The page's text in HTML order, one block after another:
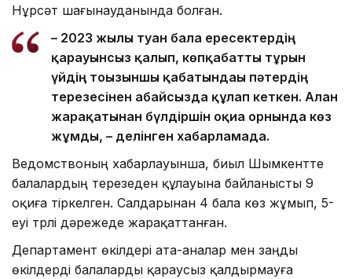
Нұрсәт шағынауданында болған.
– 2023 жылы туған бала ересектердің
қарауынсыз қалып, көпқабатты тұрғын
үйдің тоғызыншы қабатындағы пәтердің
терезесінен абайсызда құлап кеткен. Алған
жарақатынан бүлдіршін оқиға орнында көз
жұмды, – делінген хабарламада.
Ведомствоның хабарлауынша, биыл Шымкентте
балалардың терезеден құлауына байланысты 9
оқиға тіркелген. Салдарынан 4 бала көз жұмып, 5-
еуі түрлі дәрежеде жарақаттанған.
Департамент өкілдері ата-аналар мен заңды
өкілдерді балаларды қараусыз қалдырмауға